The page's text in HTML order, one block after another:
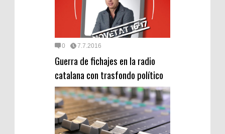
0 7.7.2016
Guerra de fichajes en la radio
catalana con trasfondo político